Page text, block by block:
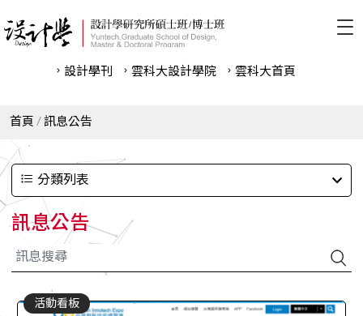
設計學刊 雲科⼤設計學院 雲科⼤首頁
首頁 訊息公告
分類列表
訊息公告
活動看板